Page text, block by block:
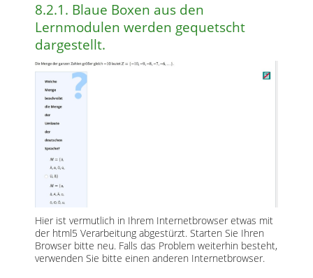
8.2.1. Blaue Boxen aus den
Lernmodulen werden gequetscht
dargestellt.
Hier ist vermutlich in Ihrem Internetbrowser etwas mit
der html5 Verarbeitung abgestürzt. Starten Sie Ihren
Browser bitte neu. Falls das Problem weiterhin besteht,
verwenden Sie bitte einen anderen Internetbrowser.